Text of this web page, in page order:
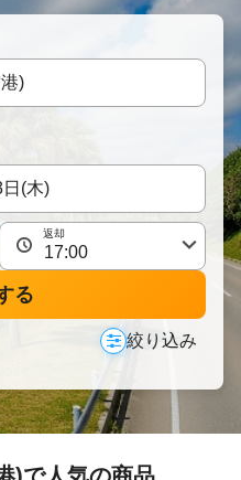
)
返却
る
絞り込み